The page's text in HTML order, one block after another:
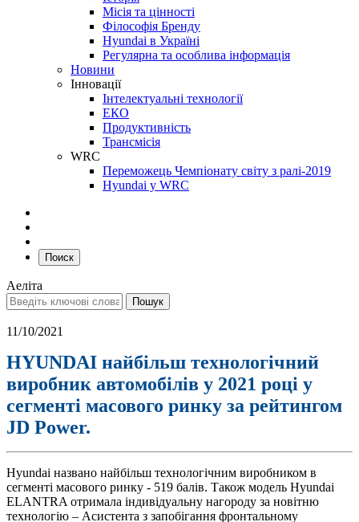
Місія та цінності
Філософія Бренду
Hyundai в Україні
Регулярна та особлива інформація
Новини
Інновації
Інтелектуальні технології
ЕКО
Продуктивність
Трансмісія
WRC
Переможець Чемпіонату світу з ралі-2019
Hyundai у WRC
Поиск
Аеліта
11/10/2021
HYUNDAI найбільш технологічний
виробник автомобілів у 2021 році у
сегменті масового ринку за рейтингом
JD Power.
Hyundai названо найбільш технологічним виробником в
сегменті масового ринку - 519 балів. Також модель Hyundai
ELANTRA отримала індивідуальну нагороду за новітню
технологію – Асистента з запобігання фронтальному